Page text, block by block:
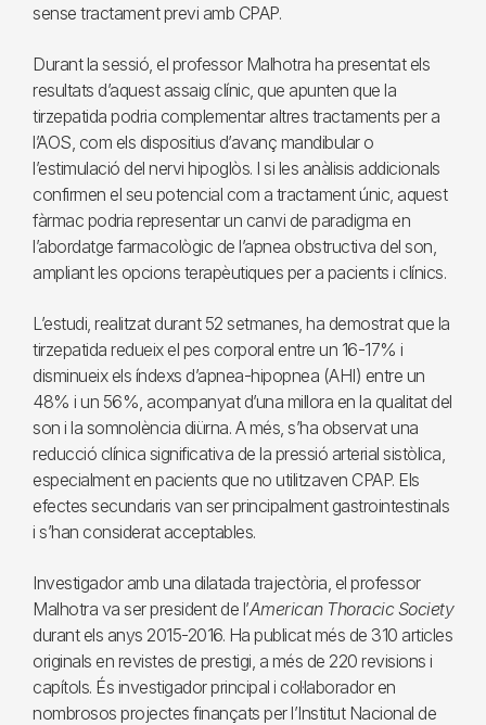
sense tractament previ amb CPAP.
Durant la sessió, el professor Malhotra ha presentat els
resultats d’aquest assaig clínic, que apunten que la
tirzepatida podria complementar altres tractaments per a
l’AOS, com els dispositius d’avanç mandibular o
l’estimulació del nervi hipoglòs. I si les anàlisis addicionals
confirmen el seu potencial com a tractament únic, aquest
fàrmac podria representar un canvi de paradigma en
l’abordatge farmacològic de l’apnea obstructiva del son,
ampliant les opcions terapèutiques per a pacients i clínics.
L’estudi, realitzat durant 52 setmanes, ha demostrat que la
tirzepatida redueix el pes corporal entre un 16-17% i
disminueix els índexs d’apnea-hipopnea (AHI) entre un
48% i un 56%, acompanyat d’una millora en la qualitat del
son i la somnolència diürna. A més, s’ha observat una
reducció clínica significativa de la pressió arterial sistòlica,
especialment en pacients que no utilitzaven CPAP. Els
efectes secundaris van ser principalment gastrointestinals
i s’han considerat acceptables.
Investigador amb una dilatada trajectòria, el professor
Malhotra va ser president de l’American Thoracic Society
durant els anys 2015-2016. Ha publicat més de 310 articles
originals en revistes de prestigi, a més de 220 revisions i
capítols. És investigador principal i col·laborador en
nombrosos projectes finançats per l’Institut Nacional de